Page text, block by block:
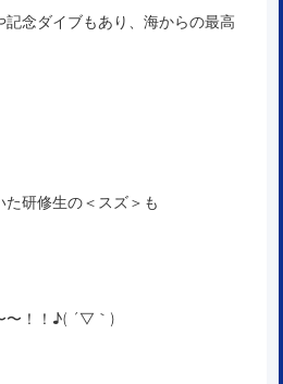
念ダイブもあり、海からの最高
研修生の＜スズ＞も
〜！！♪( ´▽｀)